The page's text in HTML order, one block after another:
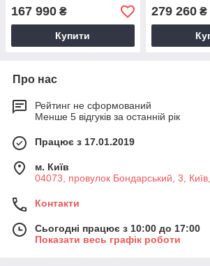
167 990 ₴
Купити
279 260₴
Про нас
Рейтинг не сформований
Менше 5 відгуків за останній рік
Працює з 17.01.2019
м. Київ
04073, провулок Бондарський, 3,
Контакти
Сьогодні працює з 10:00 до 17:00
Показати весь графік роботи